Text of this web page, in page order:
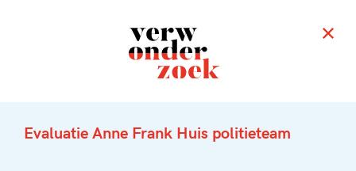
Evaluatie Anne Frank Huis politieteam